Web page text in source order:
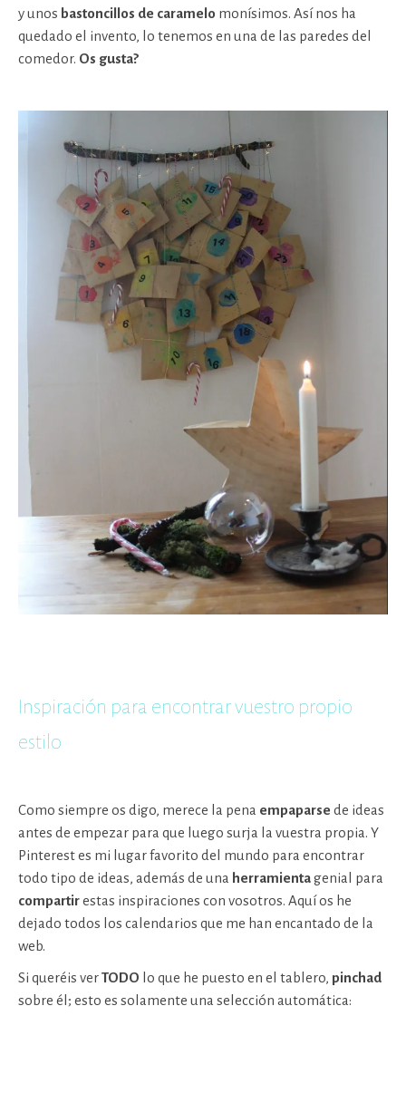
y unos bastoncillos de caramelo monísimos. Así nos ha
quedado el invento, lo tenemos en una de las paredes del
comedor. Os gusta?
Inspiración para encontrar vuestro propio
estilo
Como siempre os digo, merece la pena empaparse de ideas
antes de empezar para que luego surja la vuestra propia. Y
Pinterest es mi lugar favorito del mundo para encontrar
todo tipo de ideas, además de una herramientagenial para
compartirestas inspiraciones con vosotros. Aquí os he
dejado todos los calendarios que me han encantado de la
web.
Si queréis verTODO lo que he puesto en el tablero, pinchad
sobre él; esto es solamente una selección automática: